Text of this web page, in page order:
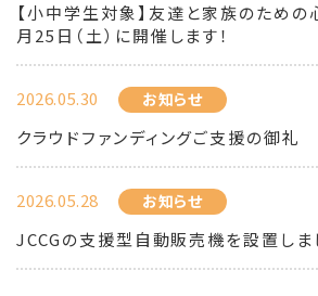
【小中学生対象】友達と家族のため
月25日（土）に開催します！
2026.05.30 お知らせ
クラウドファンディングご支援の御礼
2026.05.28 お知らせ
JCCGの支援型自動販売機を設置しま